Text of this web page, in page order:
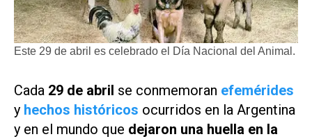
Este 29 de abril es celebrado el Día Nacional del Animal.
Cada 29 de abril se conmemoran efemérides
y hechos históricos ocurridos en la Argentina
y en el mundo que dejaron una huella en la